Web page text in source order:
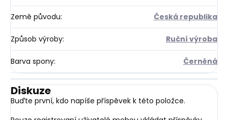
Země původu: Česká republika
Způsob výroby: Ruční výroba
Barva spony: Černěná
Diskuze
Buďte první, kdo napíše příspěvek k této položce.